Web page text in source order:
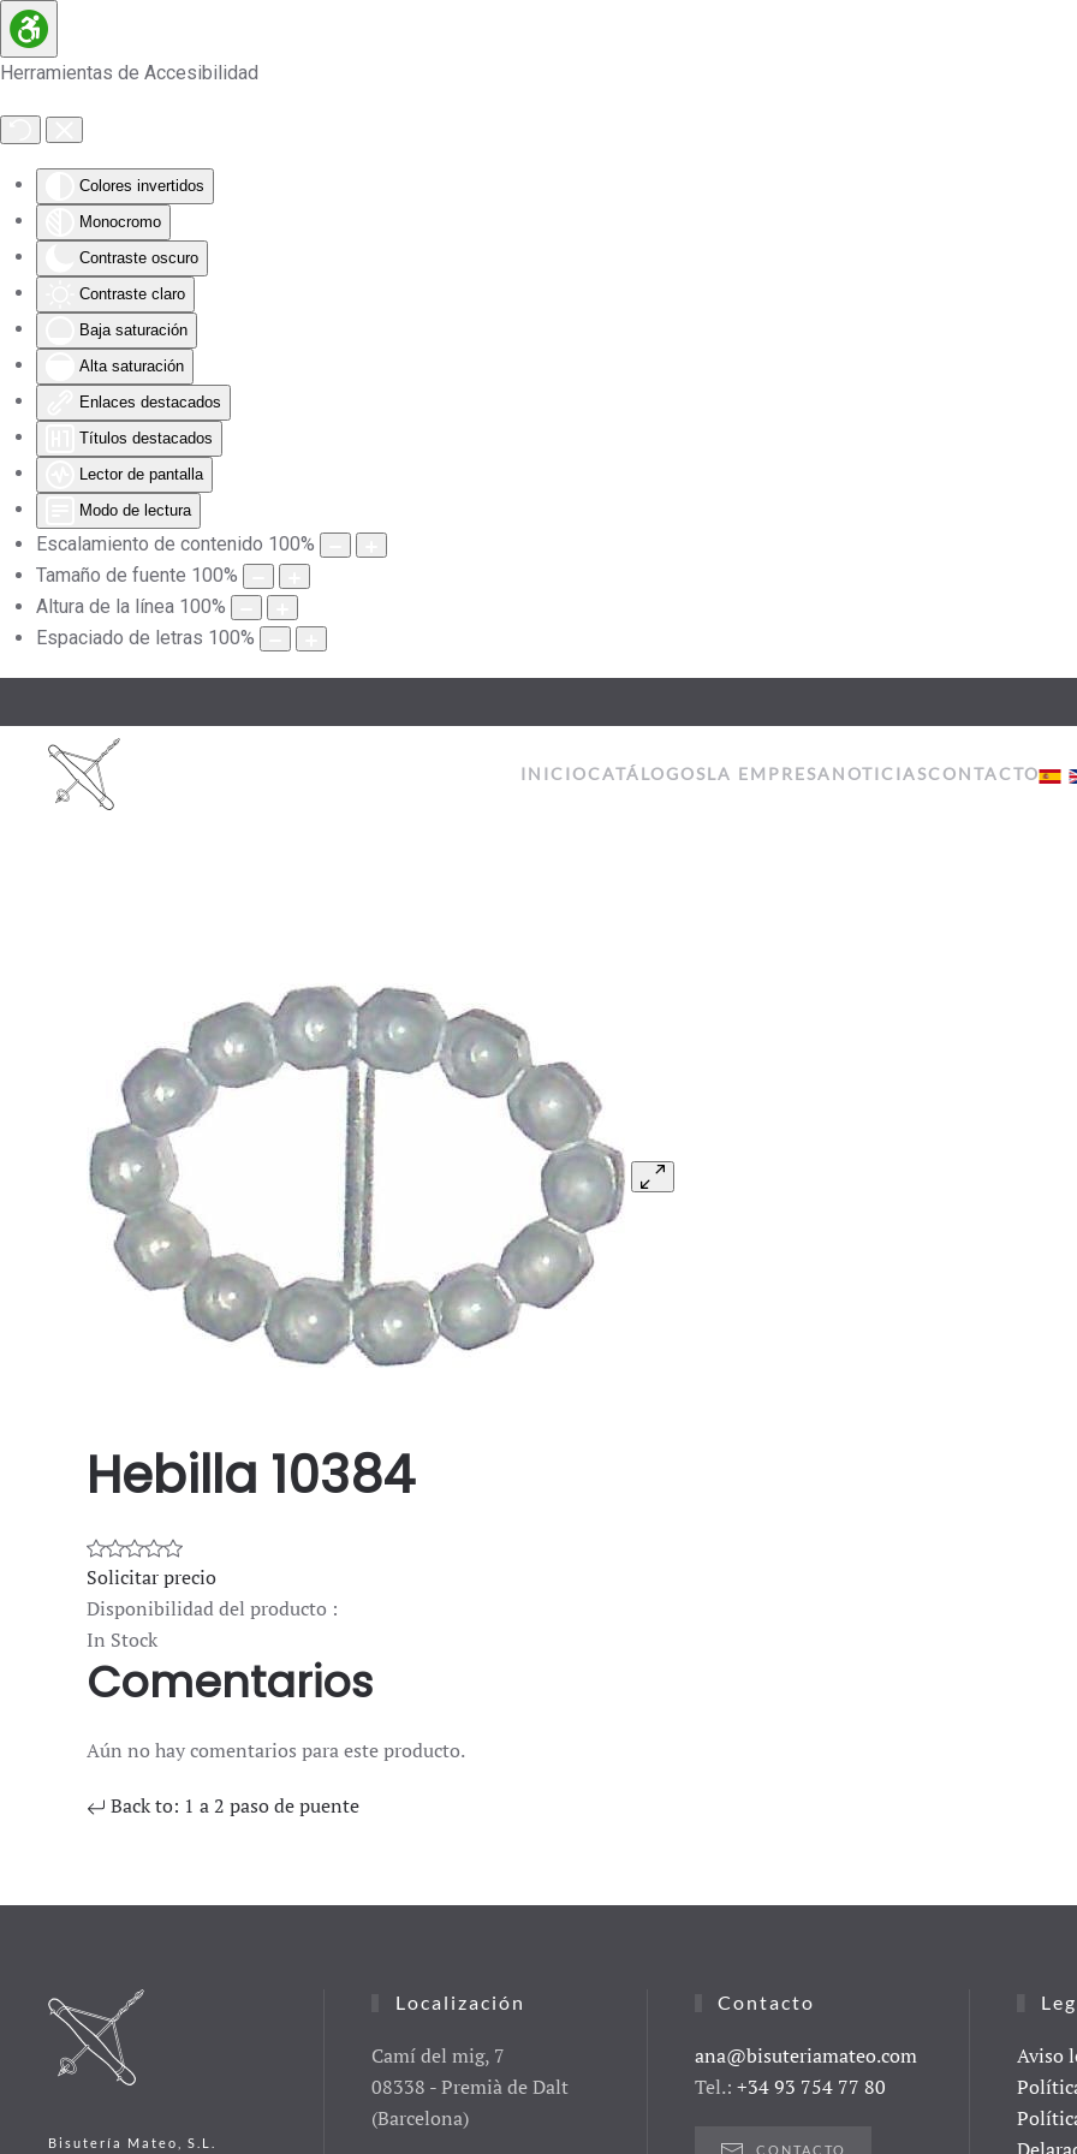
Herramientas de Accesibilidad
Colores invertidos
Monocromo
Contraste oscuro
Contraste claro
Baja saturación
Alta saturación
Enlaces destacados
Títulos destacados
Lector de pantalla
Modo de lectura
Escalamiento de contenido 100%
Tamaño de fuente 100%
Altura de la línea 100%
Espaciado de letras 100%
Skip to main content
INICIOCATÁLOGOSLA EMPRESANOTICIASCONTACTO
Hebilla 10384
Solicitar precio
Disponibilidad del producto :
In Stock
Comentarios
Aún no hay comentarios para este producto.
Back to: 1 a 2 paso de puente
Bisutería Mateo, S.L.
Localización
Camí del mig, 7
08338 - Premià de Dalt
(Barcelona)
Contacto
ana@bisuteriamateo.com
Tel.: +34 93 754 77 80
CONTACTO
Aviso